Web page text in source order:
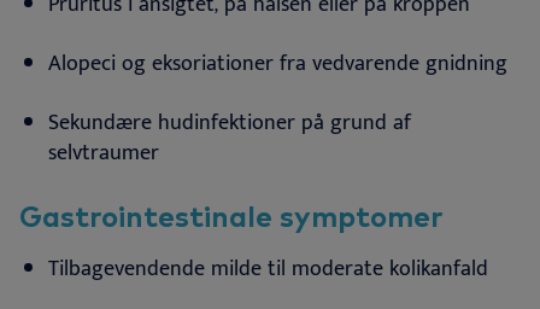
Alopeci og eksoriationer fra vedvarendegnidning
Sekundære hudinfektioner på grund af
selvtraumer
Gastrointestinale symptomer
Tilbagevendende milde til moderate kolikanfald